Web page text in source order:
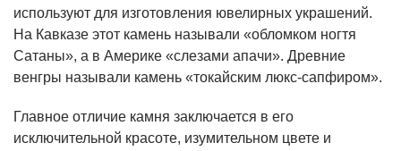
используют для изготовления ювелирных украшений.
На Кавказе этот камень называли «обломком ногтя
Сатаны», а в Америке «слезами апачи». Древние
венгры называли камень «токайским люкс-сапфиром».
Главное отличие камня заключается в его
исключительной красоте, изумительном цвете и